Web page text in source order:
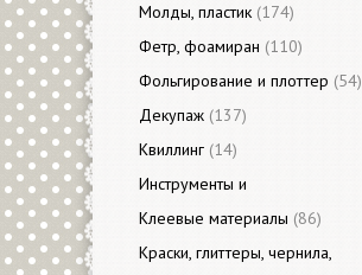
Молды, пластик (174)
Фетр, фоамиран (110)
Фольгирование и плоттер (54)
Декупаж (137)
Квиллинг (14)
Инструменты и
приспособления(3313)
Клеевые материалы (86)
Краски, глиттеры, чернила,